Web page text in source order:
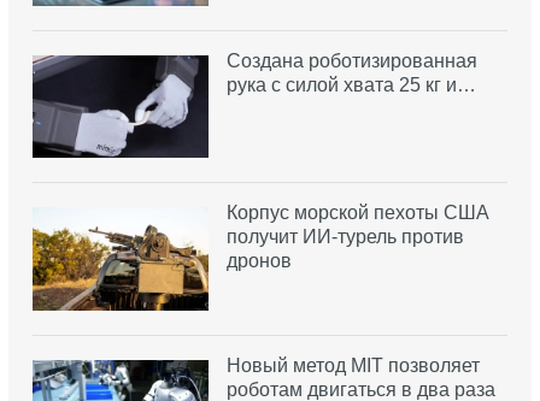
Создана роботизированная
рука с силой хвата 25 кг и…
Корпус морской пехоты США
получит ИИ-турель против
дронов
Новый метод MIT позволяет
роботам двигаться в два раза